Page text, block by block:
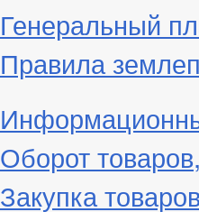
Генеральный
Правила
Оборот
Закупка